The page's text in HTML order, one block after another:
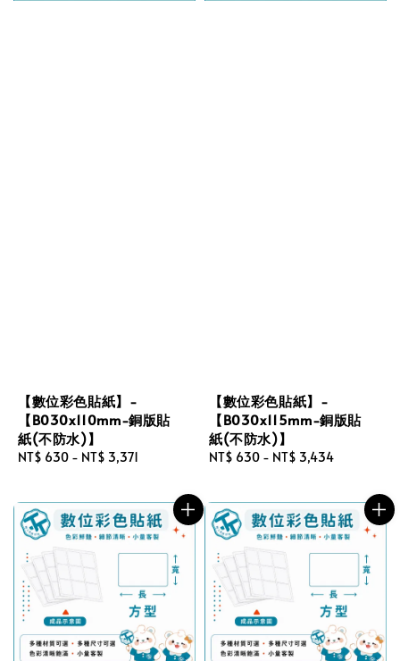
【數位彩色貼紙】-
【B030x110mm-銅版貼
紙(不防水)】
Regular
NT$ 630 - NT$ 3,371
【數位彩色貼紙】-
【B030x115mm-銅版貼
紙(不防水)】
Regular
NT$ 630 - NT$ 3,434